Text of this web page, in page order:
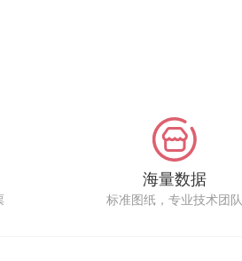
海量数据
标准图纸，专业技术团队